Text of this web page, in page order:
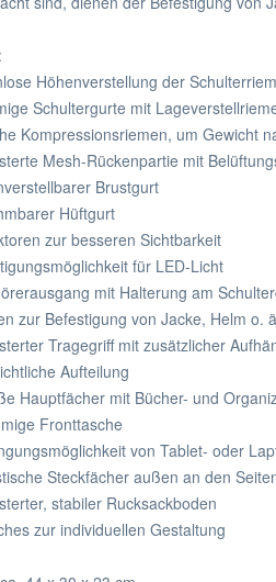
Höhenverstellung der
Schultergurte mit
Kompressionsriemen, um Gewicht
Mesh-Rückenpartie mit
Brustgurt
Hüftgurt
zur besseren Sichtbarkeit
für LED-Licht
mit Halterung am
zur Befestigung von Jacke, Helm o.
Tragegriff mit zusätzlicher
Aufteilung
Hauptfächer mit Bücher- und
Fronttasche
von Tablet- oder
Steckfächer außen an den
stabiler Rucksackboden
zur individuellen Gestaltung